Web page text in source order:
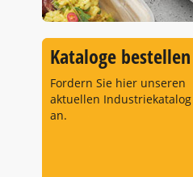
Kataloge bestellen
Fordern Sie hier unseren
aktuellen Industriekatalog
an.